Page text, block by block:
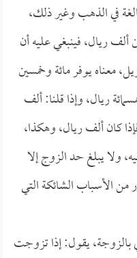
في الذهب وغير ذلك،
ألف ريال، فينبغي عليه أن
معناه يوفر مائة وخمسين
ريال، وإذا قلنا: ألف
كان ألف ريال، وهكذا،
ولا يبلغ حد الزوج إلا
من الأسباب الشائكة التي
بالزوجة، يقول: إذا تزوجت